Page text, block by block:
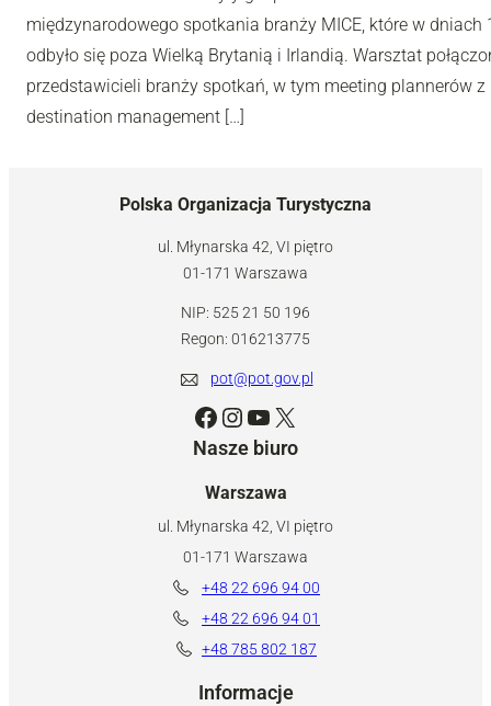
międzynarodowego spotkania branży MICE, które w
odbyło się poza Wielką Brytanią i Irlandią. Warsztat
przedstawicieli branży spotkań, w tym meeting plannerów
destination management […]
Polska Organizacja Turystyczna
ul. Młynarska 42, VI piętro
01-171 Warszawa
NIP: 525 21 50 196
Regon: 016213775
pot@pot.gov.pl
Facebook Instagram YouTube X
Nasze biuro
Warszawa
ul. Młynarska 42, VI piętro
01-171 Warszawa
+48 22 696 94 00
+48 22 696 94 01
+48 785 802 187
Informacje